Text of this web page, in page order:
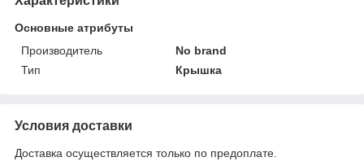
Основные атрибуты
Производитель
No brand
Тип
Крышка
Условия доставки
Доставка осуществляется только по предоплате.